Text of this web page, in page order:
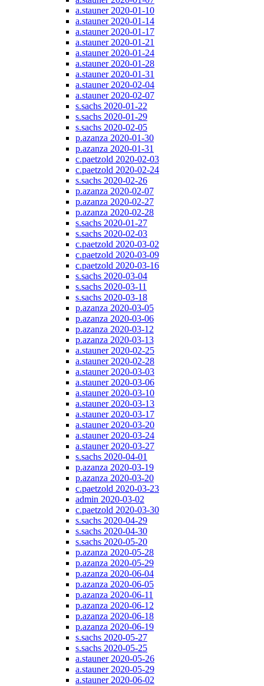
a.stauner 2020-01-10
a.stauner 2020-01-14
a.stauner 2020-01-17
a.stauner 2020-01-21
a.stauner 2020-01-24
a.stauner 2020-01-28
a.stauner 2020-01-31
a.stauner 2020-02-04
a.stauner 2020-02-07
s.sachs 2020-01-22
s.sachs 2020-01-29
s.sachs 2020-02-05
p.azanza 2020-01-30
p.azanza 2020-01-31
c.paetzold 2020-02-03
c.paetzold 2020-02-24
s.sachs 2020-02-26
p.azanza 2020-02-07
p.azanza 2020-02-27
p.azanza 2020-02-28
s.sachs 2020-01-27
s.sachs 2020-02-03
c.paetzold 2020-03-02
c.paetzold 2020-03-09
c.paetzold 2020-03-16
s.sachs 2020-03-04
s.sachs 2020-03-11
s.sachs 2020-03-18
p.azanza 2020-03-05
p.azanza 2020-03-06
p.azanza 2020-03-12
p.azanza 2020-03-13
a.stauner 2020-02-25
a.stauner 2020-02-28
a.stauner 2020-03-03
a.stauner 2020-03-06
a.stauner 2020-03-10
a.stauner 2020-03-13
a.stauner 2020-03-17
a.stauner 2020-03-20
a.stauner 2020-03-24
a.stauner 2020-03-27
s.sachs 2020-04-01
p.azanza 2020-03-19
p.azanza 2020-03-20
c.paetzold 2020-03-23
admin 2020-03-02
c.paetzold 2020-03-30
s.sachs 2020-04-29
s.sachs 2020-04-30
s.sachs 2020-05-20
p.azanza 2020-05-28
p.azanza 2020-05-29
p.azanza 2020-06-04
p.azanza 2020-06-05
p.azanza 2020-06-11
p.azanza 2020-06-12
p.azanza 2020-06-18
p.azanza 2020-06-19
s.sachs 2020-05-27
s.sachs 2020-05-25
a.stauner 2020-05-26
a.stauner 2020-05-29
a.stauner 2020-06-02